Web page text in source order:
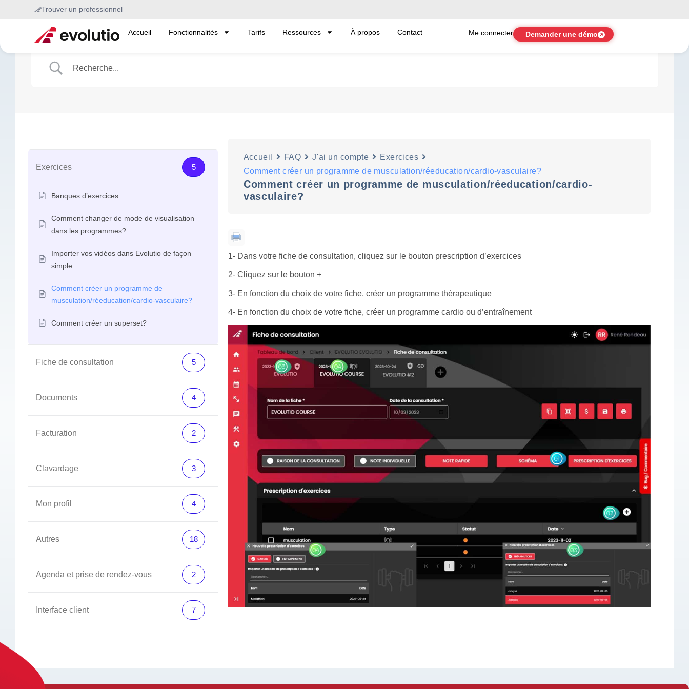
Trouver un professionnel
Accueil Fonctionnalités Tarifs Ressources À propos Contact Me connecter Demander une démo
Exercices 5
Banques d’exercices
Comment changer de mode de visualisation
dans les programmes?
Importer vos vidéos dans Evolutio de façon
simple
Comment créer un programme de
musculation/réeducation/cardio-vasculaire?
Comment créer un superset?
Fiche de consultation 5
Documents 4
Facturation 2
Clavardage 3
Mon profil 4
Autres 18
Agenda et prise de rendez-vous 2
Interface client 7
Comment créer un programme de musculation/réeducation/cardio-
vasculaire?
Accueil FAQ J'ai un compte
Exercices
Comment créer un programme de musculation/réeducation/cardio-vasculaire?
1- Dans votre fiche de consultation, cliquez sur le bouton prescription d’exercices
2- Cliquez sur le bouton +
3- En fonction du choix de votre fiche, créer un programme thérapeutique
4- En fonction du choix de votre fiche, créer un programme cardio ou d’entraînement